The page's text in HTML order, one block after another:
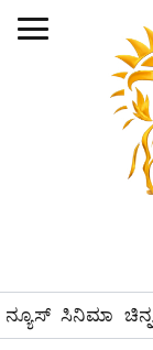
ನ್ಯೂಸ್ ಸಿನಿಮಾ